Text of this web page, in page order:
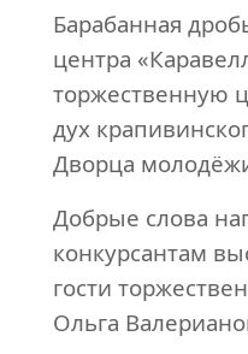
Барабанная
центра
торжественную
дух
Дворца
Добрые слова
конкурсантам
гости
Ольга